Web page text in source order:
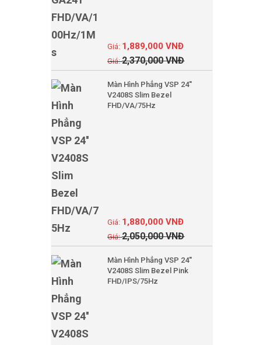
2,370,000VNĐ
1,889,000VNĐ
Màn Hình Phẳng VSP 24''
V2408S Slim Bezel
FHD/VA/75Hz
2,050,000VNĐ
1,880,000VNĐ
Màn Hình Phẳng VSP 24''
V2408S Slim Bezel Pink
FHD/IPS/75Hz